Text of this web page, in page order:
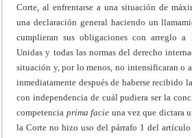
Corte, al enfrentarse a una situación de
una declaración general haciendo un
cumplieran sus obligaciones con arreglo a
Unidas y todas las normas del derecho
situación y, por lo menos, no intensificaran o
inmediatamente después de haberse recibido
con independencia de cuál pudiera ser la
competencia primafacie una vez que dictara
la Corte no hizo uso del párrafo 1 del